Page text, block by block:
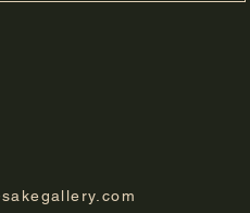
営業日カレンダー